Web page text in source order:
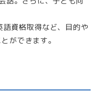
語資格取得など、目的や
ができます。